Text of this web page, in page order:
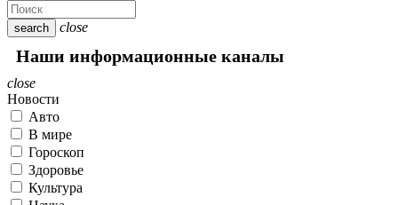
search close
Наши информационные каналы
close
Новости
Авто
В мире
Гороскоп
Здоровье
Культура